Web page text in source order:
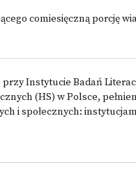
comiesięczną porcję
Instytucie Badań
(HS) w Polsce,
i społecznych: